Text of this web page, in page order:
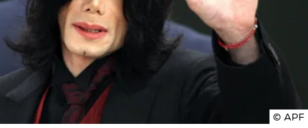
© APF